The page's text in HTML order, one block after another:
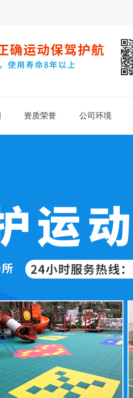
资质荣誉 公司环境